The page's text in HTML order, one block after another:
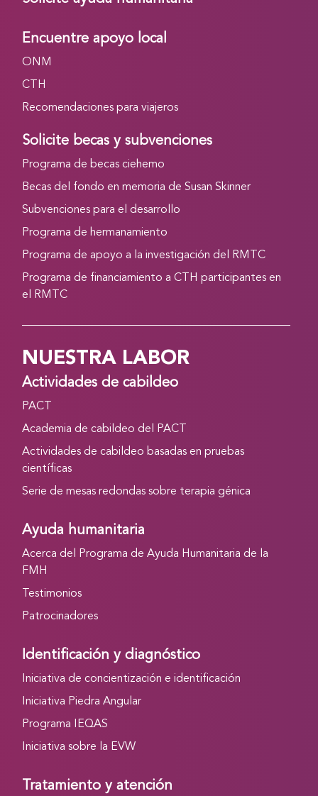
Encuentre apoyo local
ONM
CTH
Recomendaciones para viajeros
Solicite becas y subvenciones
Programa de becas ciehemo
Becas del fondo en memoria de Susan Skinner
Subvenciones para el desarrollo
Programa de hermanamiento
Programa de apoyo a la investigación del RMTC
Programa de financiamiento a CTH participantes en
el RMTC
NUESTRA LABOR
Actividades de cabildeo
PACT
Academia de cabildeo del PACT
Actividades de cabildeo basadas en pruebas
científicas
Serie de mesas redondas sobre terapia génica
Ayuda humanitaria
Acerca del Programa de Ayuda Humanitaria de la
FMH
Testimonios
Patrocinadores
Identificación y diagnóstico
Iniciativa de concientización e identificación
Iniciativa Piedra Angular
Programa IEQAS
Iniciativa sobre la EVW
Tratamiento y atención